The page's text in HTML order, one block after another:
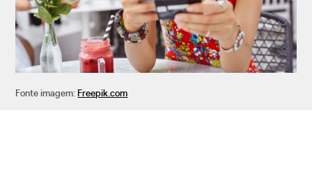
Fonte imagem: Freepik.com